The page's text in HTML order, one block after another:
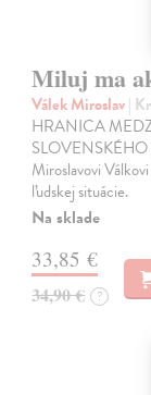
Miluj ma
Válek Miroslav|
HRANICA
SLOVENSKÉHO
Miroslavovi
ľudskej situácie.
Na sklade
33,85 €
34,90 € ?